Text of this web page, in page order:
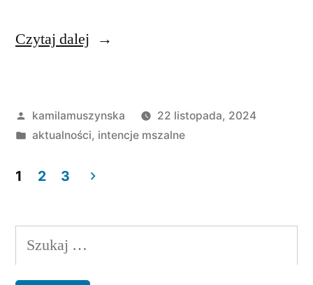
Czytaj dalej „Intencje
listopada
–
1
2024”
Opublikowane
przez
kamilamuszynska
22 listopada, 2024
Opublikowano
aktualności, intencje mszalne
wpisów
1 2 3
Szukaj: